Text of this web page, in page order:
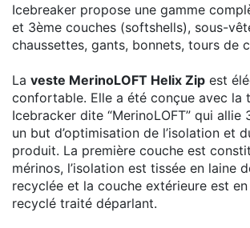
Icebreaker propose une gamme
et 3ème couches (softshells), sous-
chaussettes, gants, bonnets, tours de
La veste MerinoLOFT Helix Zip est
confortable. Elle a été conçue avec la
Icebracker dite “MerinoLOFT” qui allie
un but d’optimisation de l’isolation et
produit. La première couche est
mérinos, l’isolation est tissée en laine
recyclée et la couche extérieure est
recyclé traité déparlant.